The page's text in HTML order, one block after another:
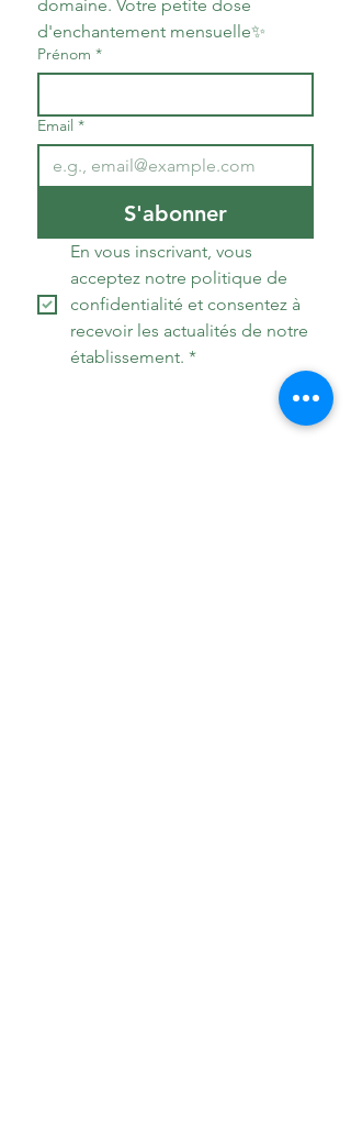
domaine. Votre petite dose
d'enchantement mensuelle✨
Prénom *
Email *
S'abonner
En vous inscrivant, vous
acceptez notre politique de
confidentialité et consentez à
recevoir les actualités de notre
établissement. *